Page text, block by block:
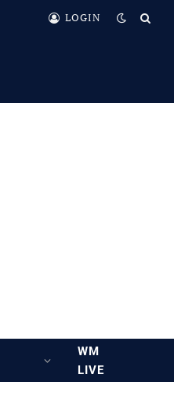
LOGIN
WM
LIVE